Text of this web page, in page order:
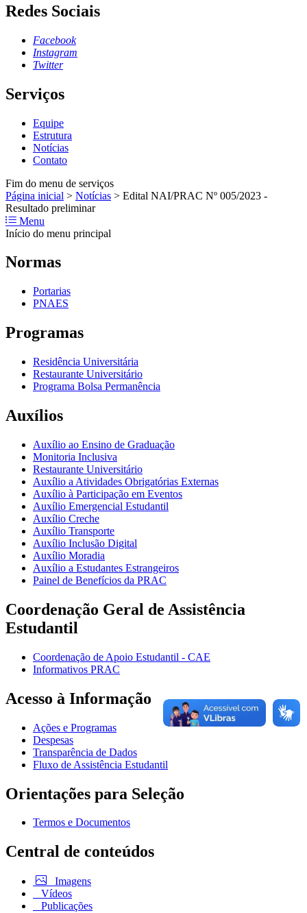
Redes Sociais
Facebook
Instagram
Twitter
Serviços
Equipe
Estrutura
Notícias
Contato
Fim do menu de serviços
Página inicial > Notícias > Edital NAI/PRAC Nº 005/2023 -
Resultado preliminar
Menu
Início do menu principal
Normas
Portarias
PNAES
Programas
Residência Universitária
Restaurante Universitário
Programa Bolsa Permanência
Auxílios
Auxílio ao Ensino de Graduação
Monitoria Inclusiva
Restaurante Universitário
Auxílio a Atividades Obrigatórias Externas
Auxílio à Participação em Eventos
Auxílio Emergencial Estudantil
Auxílio Creche
Auxílio Transporte
Auxílio Inclusão Digital
Auxílio Moradia
Auxílio a Estudantes Estrangeiros
Painel de Benefícios da PRAC
Coordenação Geral de Assistência
Estudantil
Coordenação de Apoio Estudantil - CAE
Informativos PRAC
Acesso à Informação
Ações e Programas
Despesas
Transparência de Dados
Fluxo de Assistência Estudantil
Orientações para Seleção
Termos e Documentos
Central de conteúdos
Imagens
Vídeos
Publicações